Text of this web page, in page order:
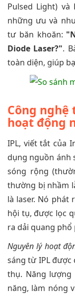
Pulsed Light) và
những ưu và
tư băn khoăn:
Diode Laser?".
toàn diện, giúp
Công nghệ
hoạt động
IPL, viết tắt của
dụng nguồn ánh
sóng rộng
thường bị nhầm
là laser. Nó phát
hội tụ, được lọc
ra dải quang
Nguyên lý hoạt
sáng từ IPL được
thụ. Năng lượng
năng, làm nóng